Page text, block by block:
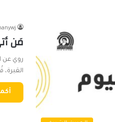
مَن
روي عن